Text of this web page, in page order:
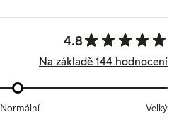
4.8
Na základě 144 hodnocení
Normální Velký